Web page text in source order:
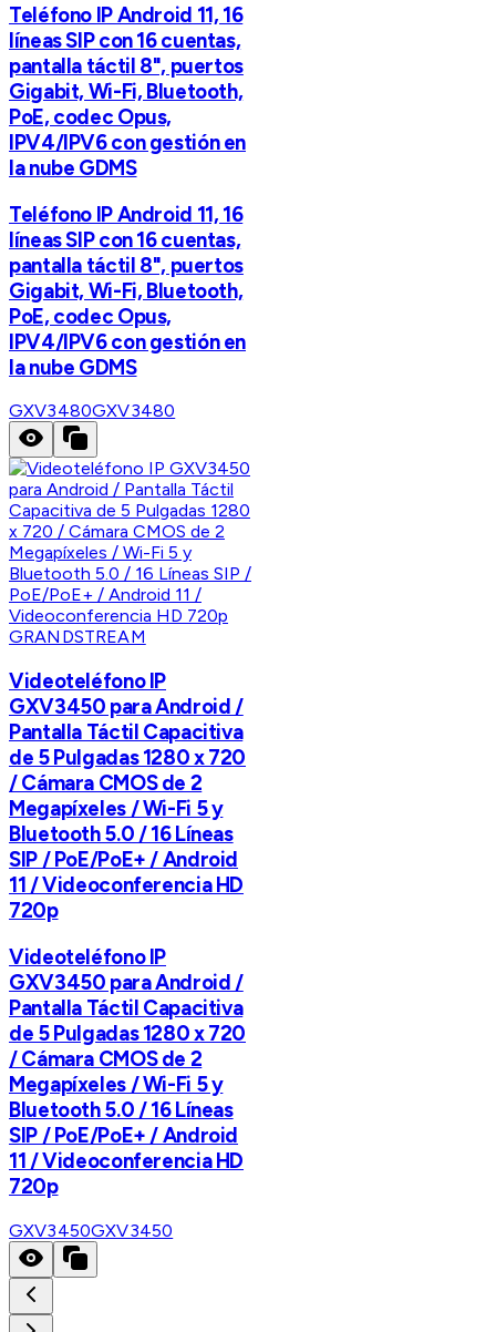
Teléfono IP Android 11, 16
líneas SIP con 16 cuentas,
pantalla táctil 8", puertos
Gigabit, Wi-Fi, Bluetooth,
PoE, codec Opus,
IPV4/IPV6 con gestión en
la nube GDMS
Teléfono IP Android 11, 16
líneas SIP con 16 cuentas,
pantalla táctil 8", puertos
Gigabit, Wi-Fi, Bluetooth,
PoE, codec Opus,
IPV4/IPV6 con gestión en
la nube GDMS
GXV3480GXV3480
GRANDSTREAM
Videoteléfono IP
GXV3450 para Android /
Pantalla Táctil Capacitiva
de 5 Pulgadas 1280 x 720
/ Cámara CMOS de 2
Megapíxeles / Wi-Fi 5 y
Bluetooth 5.0 / 16 Líneas
SIP / PoE/PoE+ / Android
11 / Videoconferencia HD
720p
Videoteléfono IP
GXV3450 para Android /
Pantalla Táctil Capacitiva
de 5 Pulgadas 1280 x 720
/ Cámara CMOS de 2
Megapíxeles / Wi-Fi 5 y
Bluetooth 5.0 / 16 Líneas
SIP / PoE/PoE+ / Android
11 / Videoconferencia HD
720p
GXV3450GXV3450